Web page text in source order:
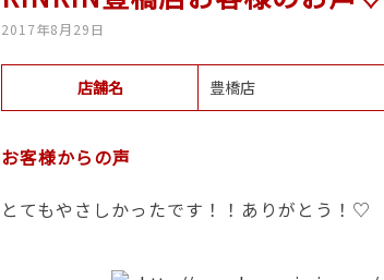
2017年8月29日
店舗名 豊橋店
お客様からの声
とてもやさしかったです！！ありがとう！♡